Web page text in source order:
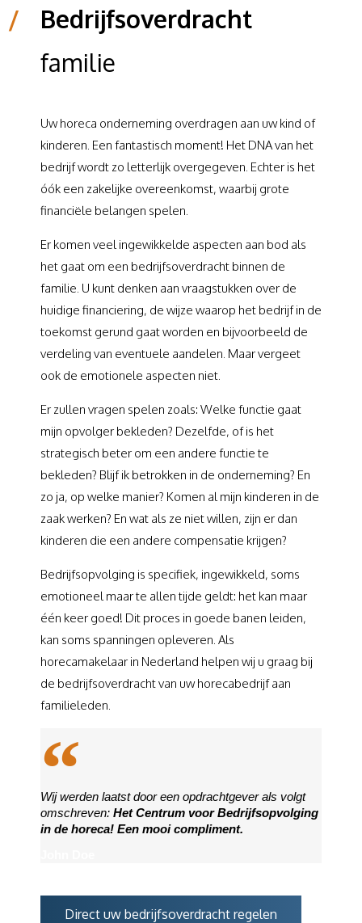
/
Bedrijfsoverdracht
familie
Uw horeca onderneming overdragen aan uw kind of
kinderen. Een fantastisch moment! Het DNA van het
bedrijf wordt zo letterlijk overgegeven. Echter is het
óók een zakelijke overeenkomst, waarbij grote
financiële belangen spelen.
Er komen veel ingewikkelde aspecten aan bod als
het gaat om een bedrijfsoverdracht binnen de
familie. U kunt denken aan vraagstukken over de
huidige financiering, de wijze waarop het bedrijf in de
toekomst gerund gaat worden en bijvoorbeeld de
verdeling van eventuele aandelen. Maar vergeet
ook de emotionele aspecten niet.
Er zullen vragen spelen zoals: Welke functie gaat
mijn opvolger bekleden? Dezelfde, of is het
strategisch beter om een andere functie te
bekleden? Blijf ik betrokken in de onderneming? En
zo ja, op welke manier? Komen al mijn kinderen in de
zaak werken? En wat als ze niet willen, zijn er dan
kinderen die een andere compensatie krijgen?
Bedrijfsopvolging is specifiek, ingewikkeld, soms
emotioneel maar te allen tijde geldt: het kan maar
één keer goed! Dit proces in goede banen leiden,
kan soms spanningen opleveren. Als
horecamakelaar in Nederland helpen wij u graag bij
de bedrijfsoverdracht van uw horecabedrijf aan
familieleden.
Wij werden laatst door een opdrachtgever als volgt
omschreven: Het Centrum voor Bedrijfsopvolging
in de horeca! Een mooi compliment.
Direct uw bedrijfsoverdracht regelen